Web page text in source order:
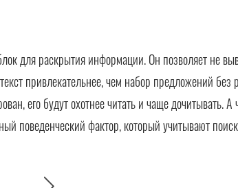
для раскрытия информации. Он позволяет не
привлекательнее, чем набор предложений без
его будут охотнее читать и чаще
поведенческий фактор, который учитывают